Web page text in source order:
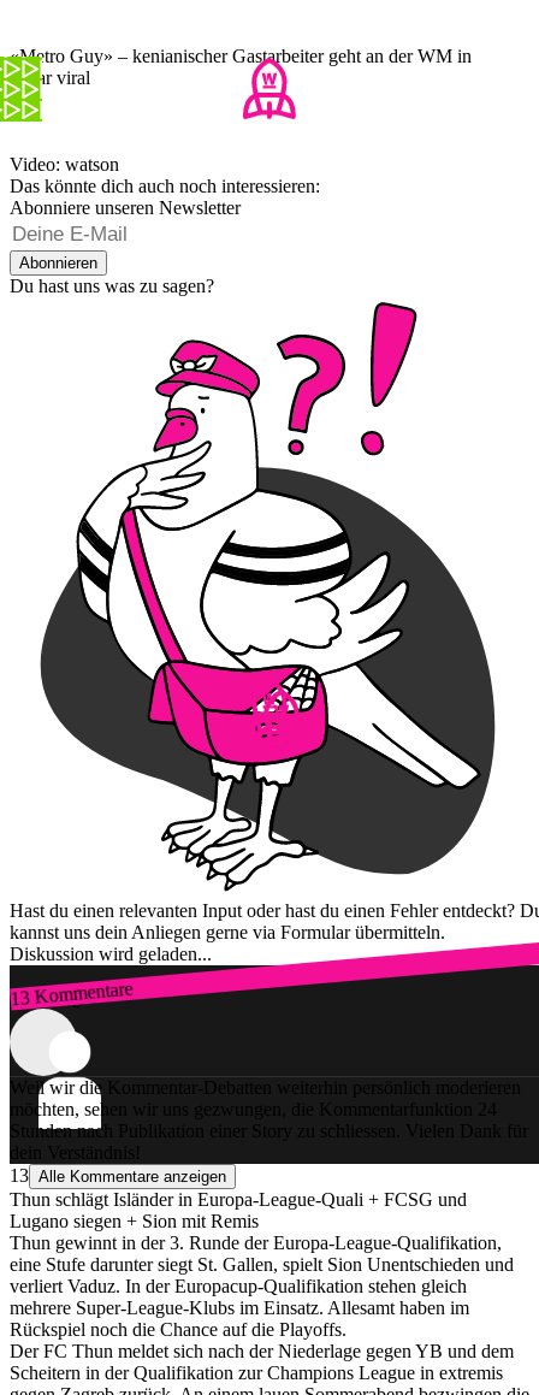
«Metro Guy» – kenianischer Gastarbeiter geht an der WM in
Katar viral
Video: watson
Das könnte dich auch noch interessieren:
Abonniere unseren Newsletter
Abonnieren
Du hast uns was zu sagen?
Hast du einen relevanten Input oder hast du einen Fehler entdeckt?
kannst uns dein Anliegen gerne via Formular übermitteln.
Diskussion wird geladen...
13 Kommentare
Zum Login
Weil wir die Kommentar-Debatten weiterhin persönlich moderieren
möchten, sehen wir uns gezwungen, die Kommentarfunktion 24
Stunden nach Publikation einer Story zu schliessen. Vielen Dank für
dein Verständnis!
13 Alle Kommentare anzeigen
Thun schlägt Isländer in Europa-League-Quali + FCSG und
Lugano siegen + Sion mit Remis
Thun gewinnt in der 3. Runde der Europa-League-Qualifikation,
eine Stufe darunter siegt St. Gallen, spielt Sion Unentschieden und
verliert Vaduz. In der Europacup-Qualifikation stehen gleich
mehrere Super-League-Klubs im Einsatz. Allesamt haben im
Rückspiel noch die Chance auf die Playoffs.
Der FC Thun meldet sich nach der Niederlage gegen YB und dem
Scheitern in der Qualifikation zur Champions League in extremis